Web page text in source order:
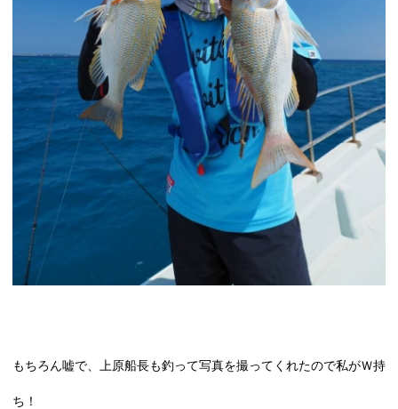
もちろん嘘で、上原船長も釣って写真を撮ってくれたので私がＷ持
ち！